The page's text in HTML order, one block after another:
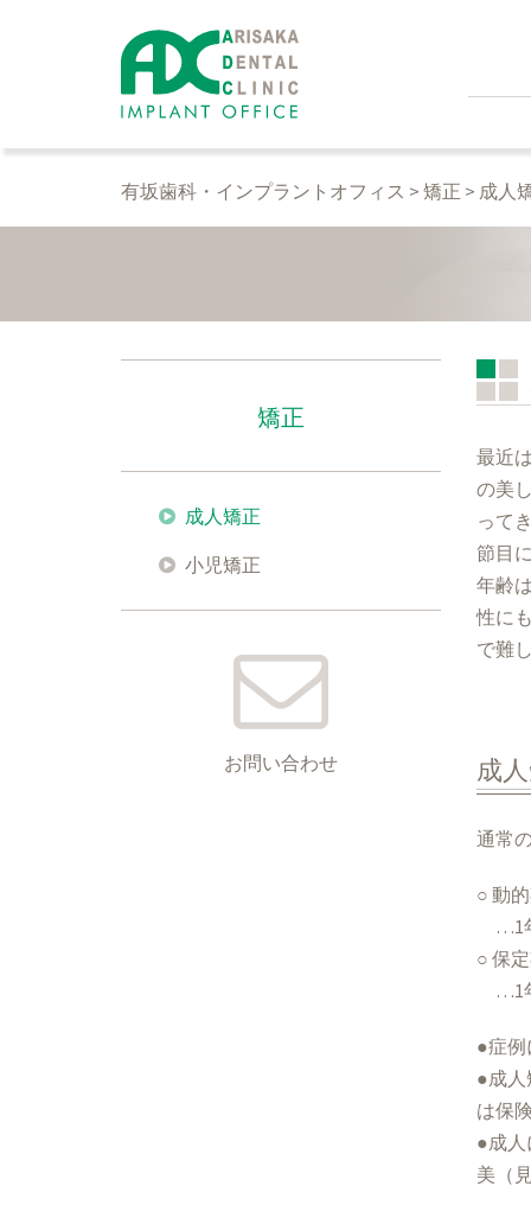
ツ
有坂歯科・インプラントオフィス > 矯正 > 成人
最近
の美
って
節目
年齢
性に
で難
成
通常
○ 動
…1
○ 保
…1
●症例
●成人
は保
●成人
美（
矯正
成人矯正
小児矯正
お問い合わせ